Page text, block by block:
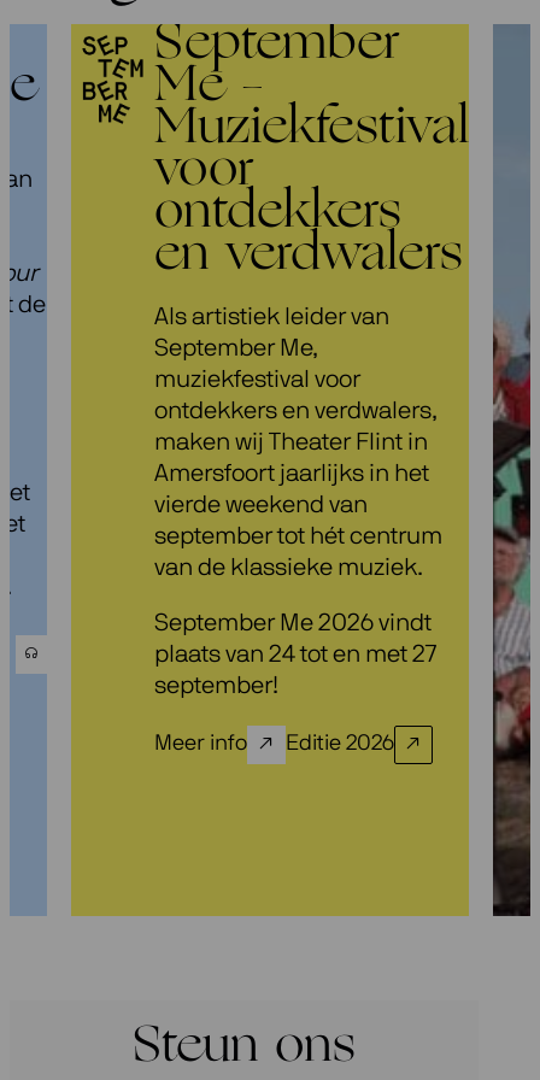
September
Me –
Muziekfestival
voor
ontdekkers
en verdwalers
Als artistiek leider van
September Me,
muziekfestival voor
ontdekkers en verdwalers,
maken wij Theater Flint in
Amersfoort jaarlijks in het
vierde weekend van
september tot hét centrum
van de klassieke muziek.
September Me 2026 vindt
plaats van 24 tot en met 27
september!
Meer info Editie 2026
de
Steun ons